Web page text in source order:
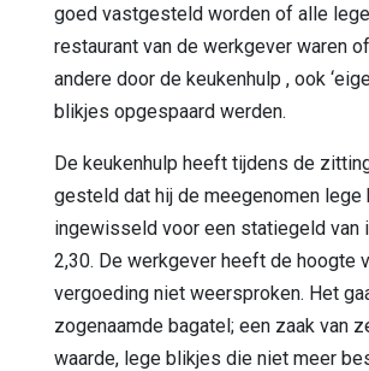
goed vastgesteld worden of alle
restaurant van de werkgever waren
andere door de keukenhulp , ook
blikjes opgespaard werden.
De keukenhulp heeft tijdens de
gesteld dat hij de meegenomen
ingewisseld voor een statiegeld van
2,30. De werkgever heeft de hoogte
vergoeding niet weersproken. Het
zogenaamde bagatel; een zaak van
waarde, lege blikjes die niet meer